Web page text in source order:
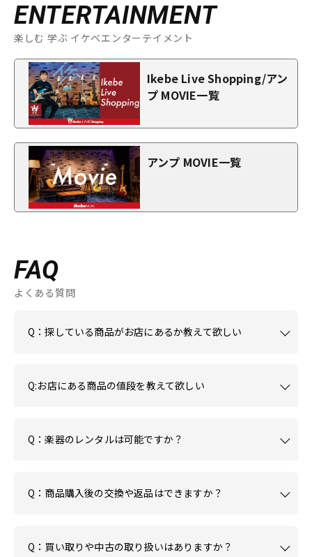
ENTERTAINMENT
楽しむ 学ぶ イケベエンターテイメント
Ikebe Live Shopping/アン
プ MOVIE一覧
アンプ MOVIE一覧
FAQ
よくある質問
Q：探している商品がお店にあるか教えて欲しい
Q:お店にある商品の値段を教えて欲しい
Q：楽器のレンタルは可能ですか？
Q：商品購入後の交換や返品はできますか？
Q：買い取りや中古の取り扱いはありますか？